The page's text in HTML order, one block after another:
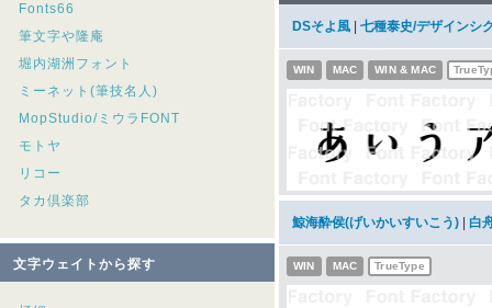
Fonts66
筆文字や隆庵
堀内湖洲フォント
ミーネット(筆技名人)
MopStudio/ミウラFONT
モトヤ
リコー
タカ倶楽部
文字ウェイトから探す
DSそよ風 七種泰史/デザインシ
WIN MAC WIN & MAC
鯨海酔侯(げいかいすいこう) 白
WIN MAC TrueType